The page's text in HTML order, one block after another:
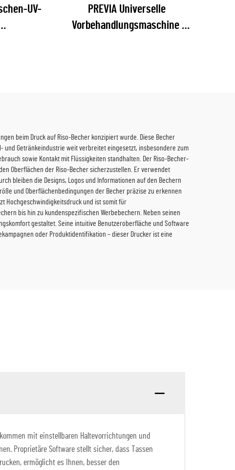
UV-
PREVIA Universelle
Vorbehandlungsmaschine
beim Druck auf Riso-Becher konzipiert wurde. Diese Becher
und Getränkeindustrie weit verbreitet eingesetzt, insbesondere zum
sowie Kontakt mit Flüssigkeiten standhalten. Der Riso-Becher-
Oberflächen der Riso-Becher sicherzustellen. Er verwendet
bleiben die Designs, Logos und Informationen auf den Bechern
und Oberflächenbedingungen der Becher präzise zu erkennen
Hochgeschwindigkeitsdruck und ist somit für
bis hin zu kundenspezifischen Werbebechern. Neben seinen
gestaltet. Seine intuitive Benutzeroberfläche und Software
oder Produktidentifikation – dieser Drucker ist eine
mit einstellbaren Haltevorrichtungen und
Proprietäre Software stellt sicher, dass Tassen
ermöglicht es Ihnen, besser den